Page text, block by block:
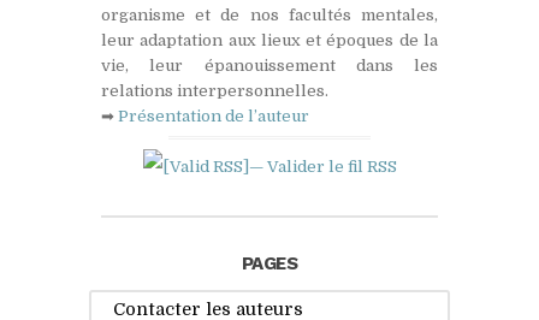
organisme et de nos facultés mentales,
leur adaptation aux lieux et époques de la
vie, leur épanouissement dans les
relations interpersonnelles.
➡ Présentation de l’auteur
— Valider le fil RSS
PAGES
Contacter les auteurs